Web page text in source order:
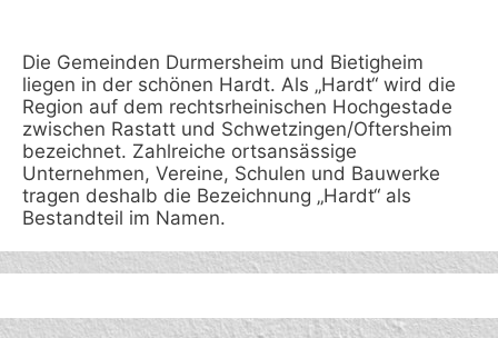
Die Gemeinden Durmersheim und Bietigheim
liegen in der schönen Hardt. Als „Hardt“ wird die
Region auf dem rechtsrheinischen Hochgestade
zwischen Rastatt und Schwetzingen/Oftersheim
bezeichnet. Zahlreiche ortsansässige
Unternehmen, Vereine, Schulen und Bauwerke
tragen deshalb die Bezeichnung „Hardt“ als
Bestandteil im Namen.